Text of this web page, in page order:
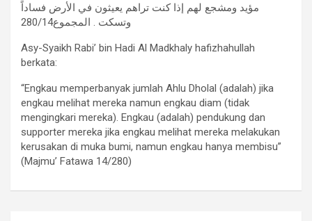
مؤيد ومشجع لهم إذا كنت تراهم يعيثون في الأرض فساداً
وتسكت . المجموع280/14
Asy-Syaikh Rabi’ bin Hadi Al Madkhaly hafizhahullah
berkata:
“Engkau memperbanyak jumlah Ahlu Dholal (adalah) jika
engkau melihat mereka namun engkau diam (tidak
mengingkari mereka). Engkau (adalah) pendukung dan
supporter mereka jika engkau melihat mereka melakukan
kerusakan di muka bumi, namun engkau hanya membisu”
(Majmu’ Fatawa 14/280)